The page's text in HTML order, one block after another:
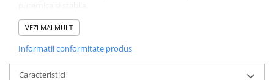
superioara a briceagului, iar cu o usoara miscare a mainii lama se
Este, de asemenea, un instrument excelent pentru calatorii,
camping sau supravietuire.
Date tehnice:
VEZI MAI MULT
Informatii conformitate produs
Caracteristici